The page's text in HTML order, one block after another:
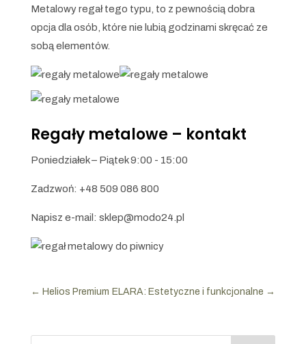
Metalowy regał tego typu, to z pewnością dobra
opcja dla osób, które nie lubią godzinami skręcać ze
sobą elementów.
Regały metalowe – kontakt
Poniedziałek – Piątek 9:00 - 15:00
Zadzwoń: +48 509 086 800
Napisz e-mail: sklep@modo24.pl
← Helios Premium ELARA: Estetyczne i funkcjonalne →